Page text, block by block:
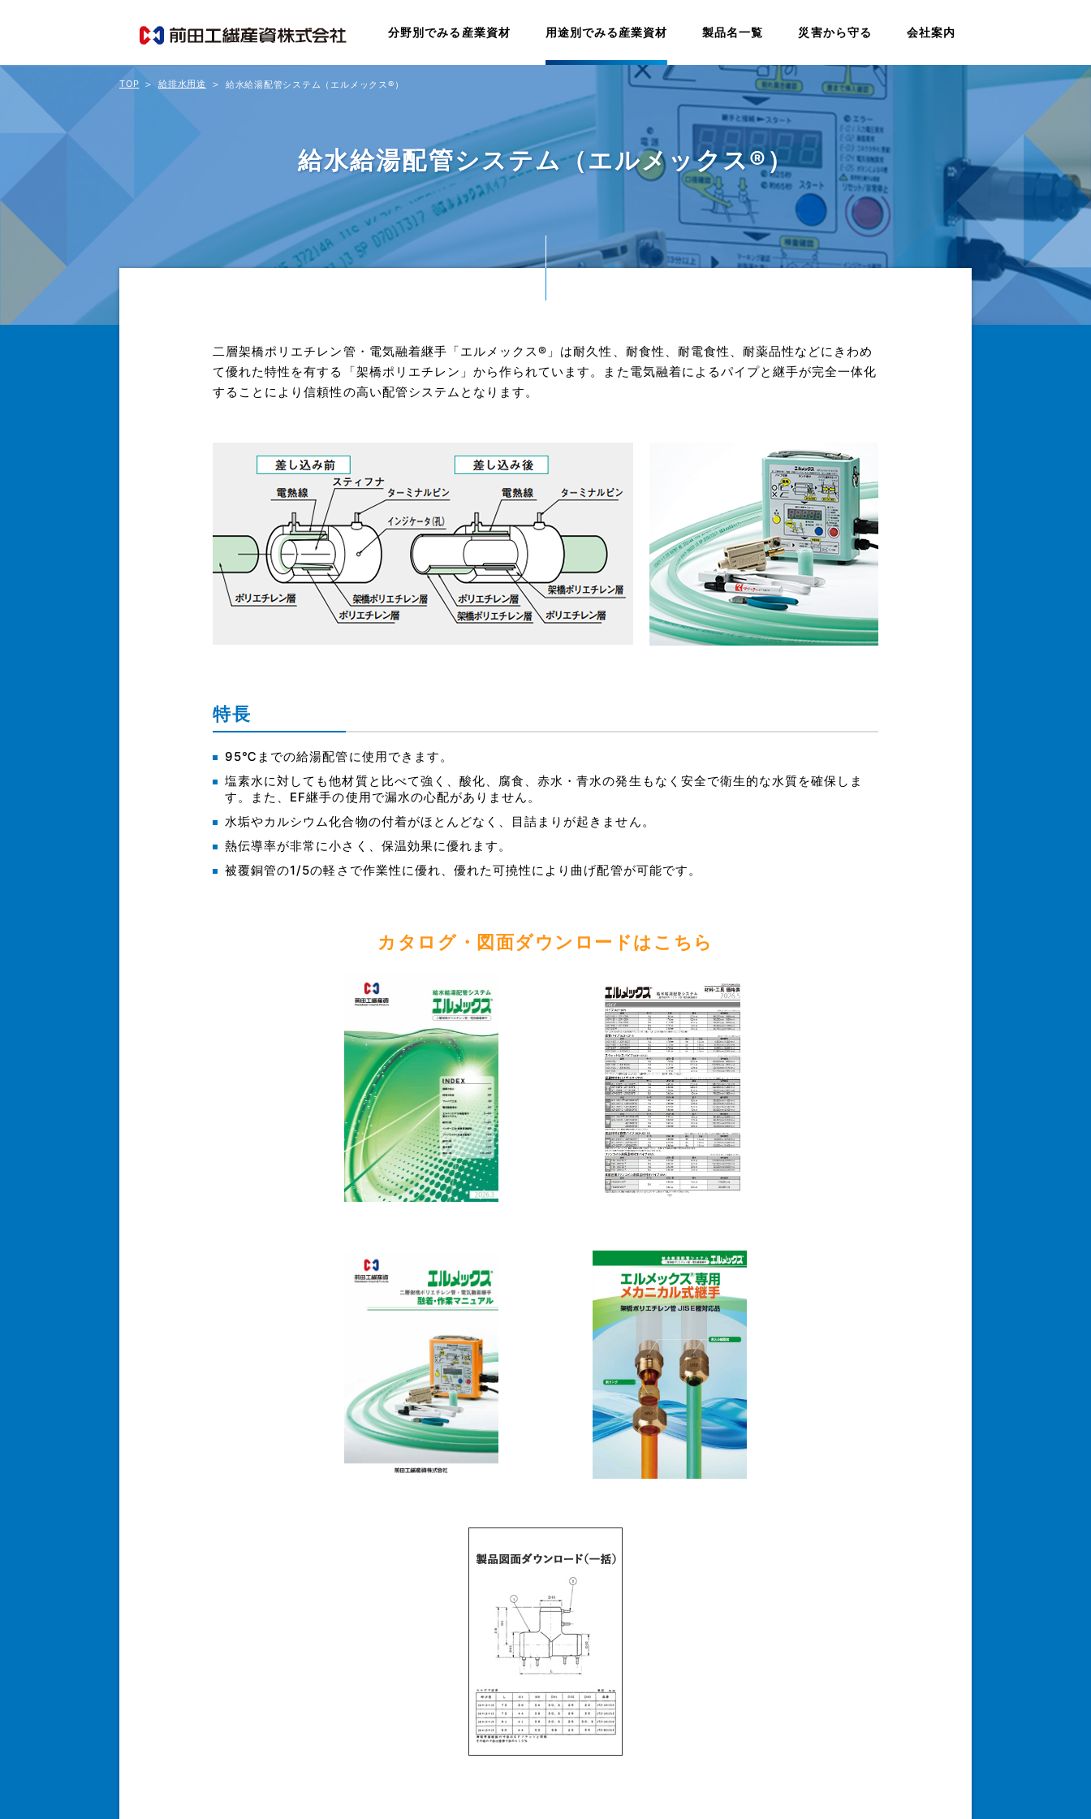
分野別でみる産業資材 用途別でみる産業資材 製品名一覧 災害から守る 会社案内
TOP 給排水用途 給水給湯配管システム（エルメックス®）
給水給湯配管システム（エルメックス®）
二層架橋ポリエチレン管・電気融着継手「エルメックス®」は耐久性、耐食性、耐電食性、耐薬品性などにきわめ
て優れた特性を有する「架橋ポリエチレン」から作られています。また電気融着によるパイプと継手が完全一体化
することにより信頼性の高い配管システムとなります。
特長
95℃までの給湯配管に使用できます。
塩素水に対しても他材質と比べて強く、酸化、腐食、赤水・青水の発生もなく安全で衛生的な水質を確保しま
す。また、EF継手の使用で漏水の心配がありません。
水垢やカルシウム化合物の付着がほとんどなく、目詰まりが起きません。
熱伝導率が非常に小さく、保温効果に優れます。
被覆銅管の1/5の軽さで作業性に優れ、優れた可撓性により曲げ配管が可能です。
カタログ・図面ダウンロードはこちら